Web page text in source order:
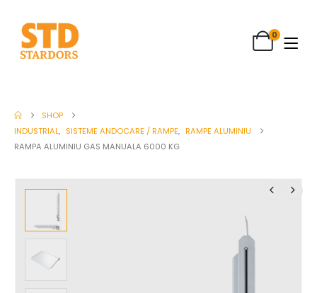
0
SHOP
INDUSTRIAL, SISTEME ANDOCARE / RAMPE, RAMPE ALUMINIU
RAMPA ALUMINIU GAS MANUALA 6000 KG